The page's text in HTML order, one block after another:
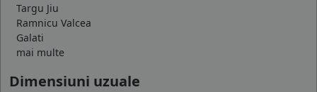
Targu Jiu
Ramnicu Valcea
Galati
mai multe
Dimensiuni uzuale